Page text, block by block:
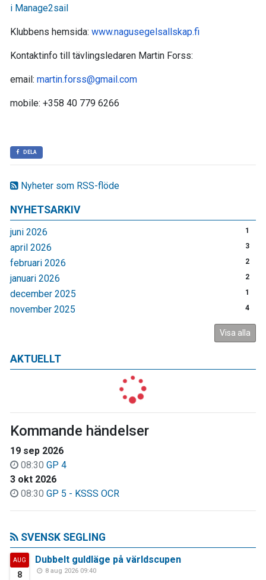
Nyheter som RSS-flöde
NYHETSARKIV
juni 2026 1
april 2026 3
februari 2026 2
januari 2026 2
december 2025 1
november 2025 4
Visa alla
i Manage2sail
Klubbens hemsida: www.nagusegelsallskap.fi
Kontaktinfo till tävlingsledaren Martin Forss:
email: martin.forss@gmail.com
mobile: +358 40 779 6266
DELA
AKTUELLT
Kommande händelser
19 sep 2026
08:30 GP 4
3 okt 2026
08:30 GP 5 - KSSS OCR
SVENSK SEGLING
AUG
8
Dubbelt guldläge på världscupen
8 aug 2026 09:40